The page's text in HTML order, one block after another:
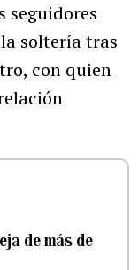
seguidores
soltería tras
con quien
de más de